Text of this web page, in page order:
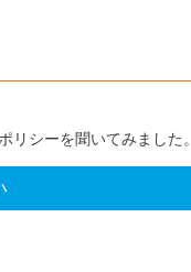
リシーを聞いてみました。